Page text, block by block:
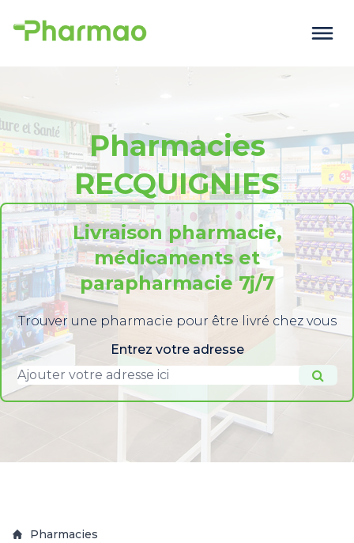
Pharmacies
RECQUIGNIES
Livraison pharmacie,
médicaments et
parapharmacie 7j/7
Trouver une pharmacie pour être livré chez vous
Entrez votre adresse
Pharmacies